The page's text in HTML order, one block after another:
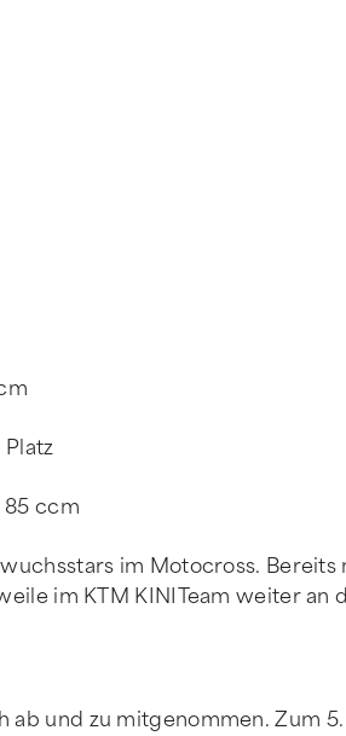
85 ccm
im Motocross.
im KTM KINITeam weiter an
und zu mitgenommen. Zum